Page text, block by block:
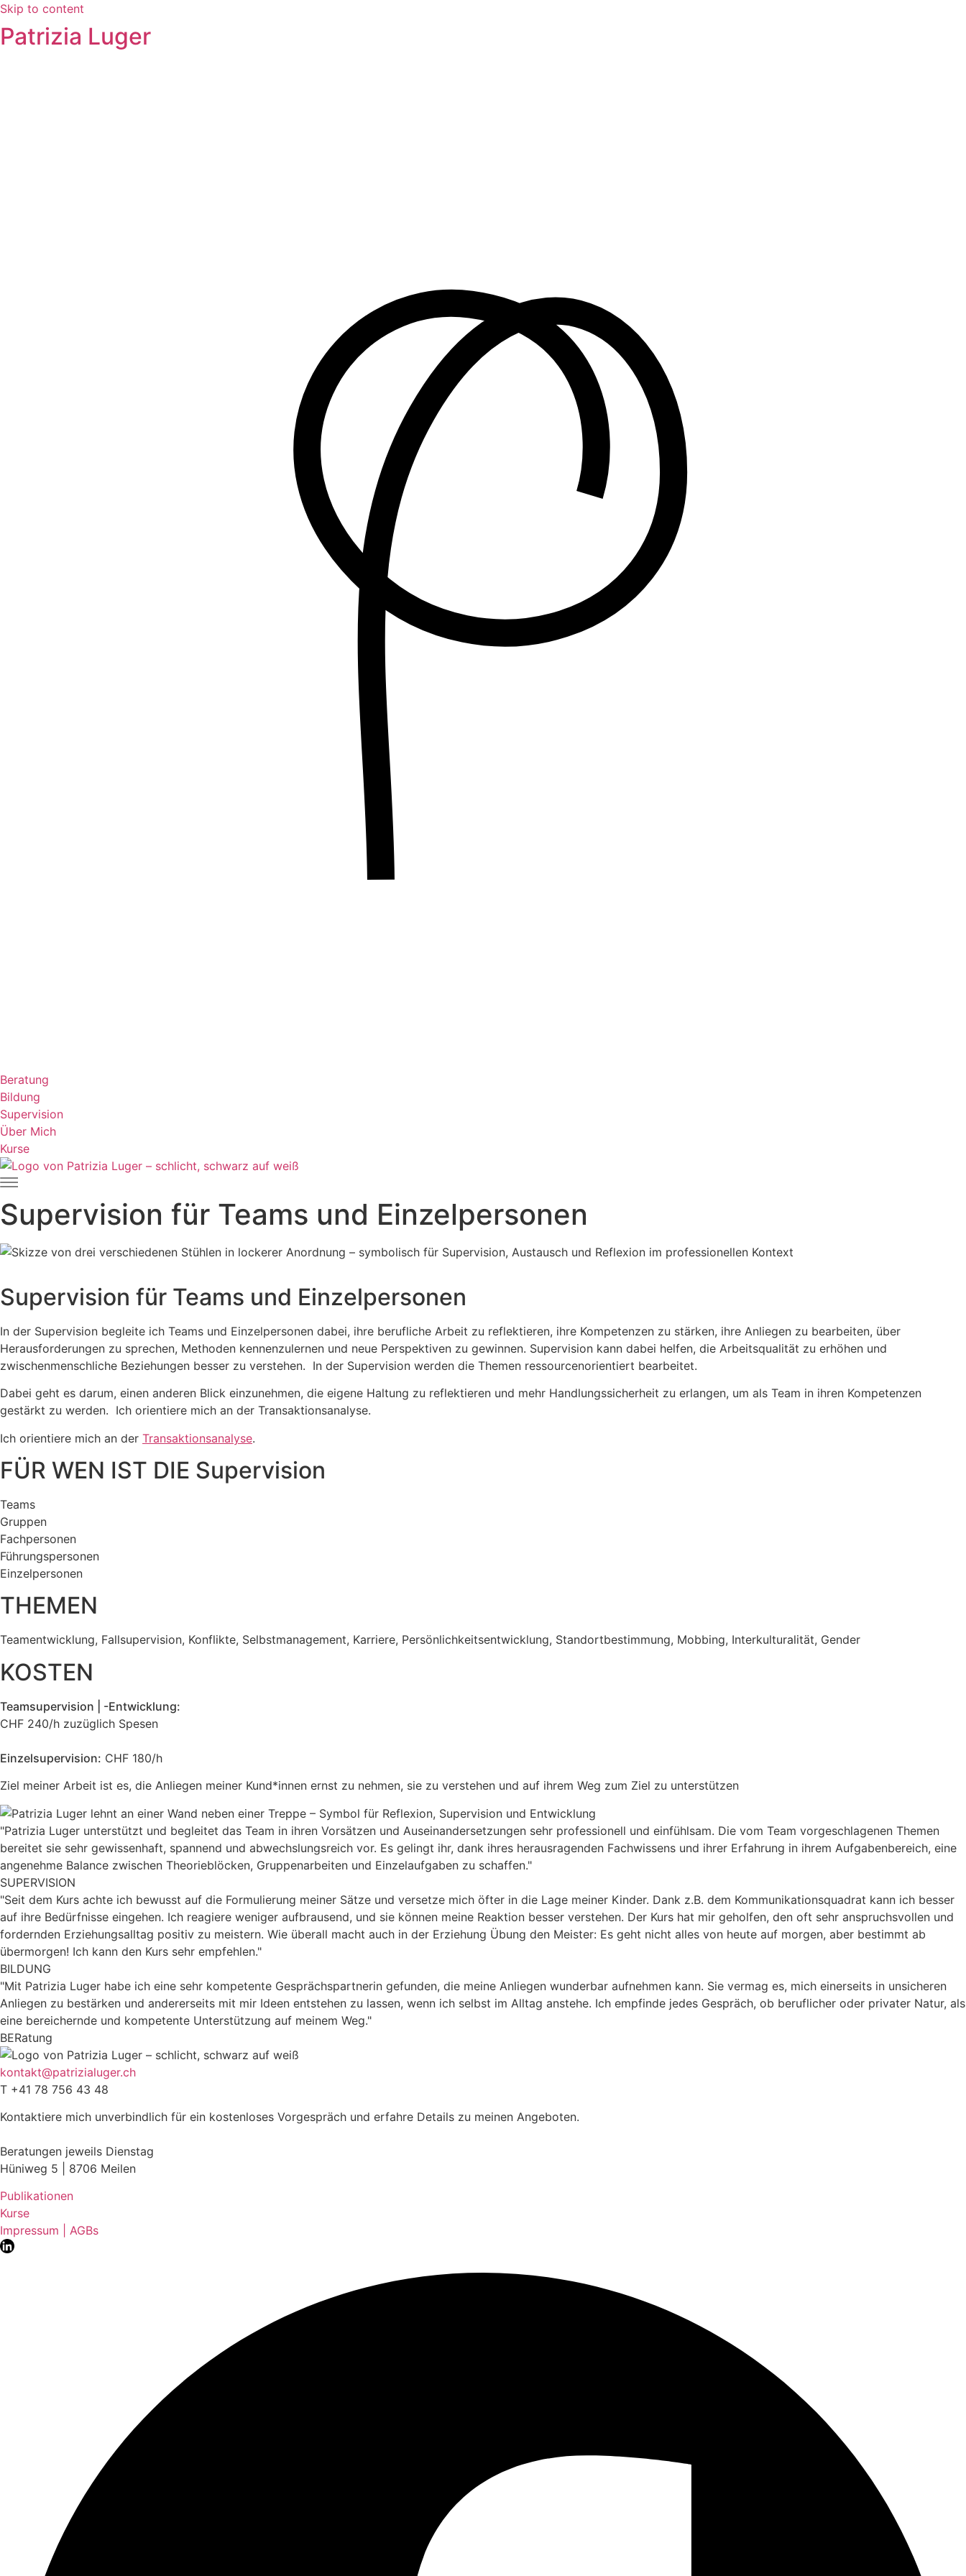
Skip to content
Patrizia Luger
Beratung
Bildung
Supervision
Über Mich
Kurse
Supervision für Teams und Einzelpersonen
Supervision für Teams und Einzelpersonen
In der Supervision begleite ich Teams und Einzelpersonen dabei, ihre berufliche Arbeit zu reflektieren, ihre Kompetenzen zu stärken, ihre Anliegen zu bearbeiten, über
Herausforderungen zu sprechen, Methoden kennenzulernen und neue Perspektiven zu gewinnen. Supervision kann dabei helfen, die Arbeitsqualität zu erhöhen und
zwischenmenschliche Beziehungen besser zu verstehen. In der Supervision werden die Themen ressourcenorientiert bearbeitet.
Dabei geht es darum, einen anderen Blick einzunehmen, die eigene Haltung zu reflektieren und mehr Handlungssicherheit zu erlangen, um als Team in ihren Kompetenzen
gestärkt zu werden. Ich orientiere mich an der Transaktionsanalyse.
Ich orientiere mich an der Transaktionsanalyse. ​
FÜR WEN IST DIE Supervision
Teams
Gruppen
Fachpersonen
Führungspersonen
Einzelpersonen
THEMEN
Teamentwicklung, Fallsupervision, Konflikte, Selbstmanagement, Karriere, Persönlichkeitsentwicklung, Standortbestimmung, Mobbing, Interkulturalität, Gender
KOSTEN
Teamsupervision | -Entwicklung:
CHF 240/h zuzüglich Spesen
Einzelsupervision: CHF 180/h
Ziel meiner Arbeit ist es, die Anliegen meiner Kund*innen ernst zu nehmen, sie zu verstehen und auf ihrem Weg zum Ziel zu unterstützen
"Patrizia Luger unterstützt und begleitet das Team in ihren Vorsätzen und Auseinandersetzungen sehr professionell und einfühlsam. Die vom Team vorgeschlagenen Themen
bereitet sie sehr gewissenhaft, spannend und abwechslungsreich vor. Es gelingt ihr, dank ihres herausragenden Fachwissens und ihrer Erfahrung in ihrem Aufgabenbereich, eine
angenehme Balance zwischen Theorieblöcken, Gruppenarbeiten und Einzelaufgaben zu schaffen."
SUPERVISION
"Seit dem Kurs achte ich bewusst auf die Formulierung meiner Sätze und versetze mich öfter in die Lage meiner Kinder. Dank z.B. dem Kommunikationsquadrat kann ich besser
auf ihre Bedürfnisse eingehen. Ich reagiere weniger aufbrausend, und sie können meine Reaktion besser verstehen. Der Kurs hat mir geholfen, den oft sehr anspruchsvollen und
fordernden Erziehungsalltag positiv zu meistern. Wie überall macht auch in der Erziehung Übung den Meister: Es geht nicht alles von heute auf morgen, aber bestimmt ab
übermorgen! Ich kann den Kurs sehr empfehlen."
BILDUNG
"Mit Patrizia Luger habe ich eine sehr kompetente Gesprächspartnerin gefunden, die meine Anliegen wunderbar aufnehmen kann. Sie vermag es, mich einerseits in unsicheren
Anliegen zu bestärken und andererseits mit mir Ideen entstehen zu lassen, wenn ich selbst im Alltag anstehe. Ich empfinde jedes Gespräch, ob beruflicher oder privater Natur, als
eine bereichernde und kompetente Unterstützung auf meinem Weg."
BERatung
kontakt@patrizialuger.ch
T +41 78 756 43 48
Kontaktiere mich unverbindlich für ein kostenloses Vorgespräch und erfahre Details zu meinen Angeboten.
Beratungen jeweils Dienstag
Hüniweg 5 | 8706 Meilen
Publikationen
Kurse
Impressum | AGBs